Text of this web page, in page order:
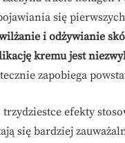
się
i odżywianie
kremu jest
zapobiega
trzydziestce efekty
się bardziej